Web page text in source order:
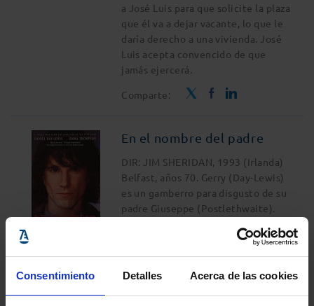
Consentimiento Detalles Acerca de las cookies
a José Luis para que solicite la plaza
que él va a dejar vacante, lo que le
daría derecho a una vivienda. José
Luis acepta convencido de que
jamás ejercerá.
Comparte:
En el nombre del padre
DIR: JIM SHERIDAN, 1993 (Irlanda)
Belfast, años 70. Gerry (Day-Lewis)
es un gamberro para disgusto de su
padre Giuseppe (Postlethwaite).
padre lo manda a Inglaterra. Por
caprichos del azar, es acusado de
participar en un atentado terrorista
"los cuatro de Guildford". También